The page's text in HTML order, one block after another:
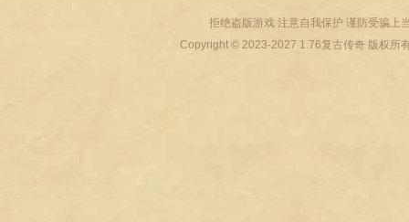
拒绝盗版游戏 注意自我保护 谨防受骗上
Copyright © 2023-2027 1.76复古传奇版权所